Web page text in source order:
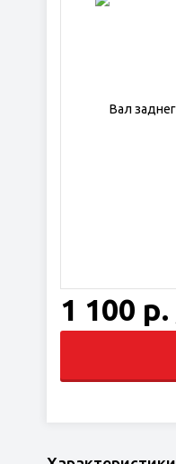
1 100 р.